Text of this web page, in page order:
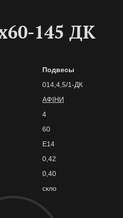
145 ДК
Подвесы
014,4,5/1-ДК
АФІНИ
4
60
E14
0,42
0,40
скло